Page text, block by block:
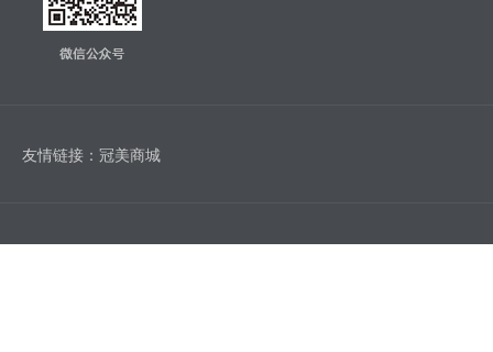
友情链接： 冠美商城
版权所有 © 1993-2022 广州市至盛冠美家具有限公司 |粤ICP备